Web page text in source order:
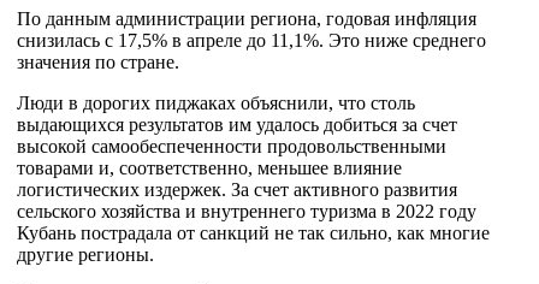
По данным администрации региона, годовая инфляция
снизилась с 17,5% в апреле до 11,1%. Это ниже среднего
значения по стране.
Люди в дорогих пиджаках объяснили, что столь
выдающихся результатов им удалось добиться за счет
высокой самообеспеченности продовольственными
товарами и, соответственно, меньшее влияние
логистических издержек. За счет активного развития
сельского хозяйства и внутреннего туризма в 2022 году
Кубань пострадала от санкций не так сильно, как многие
другие регионы.